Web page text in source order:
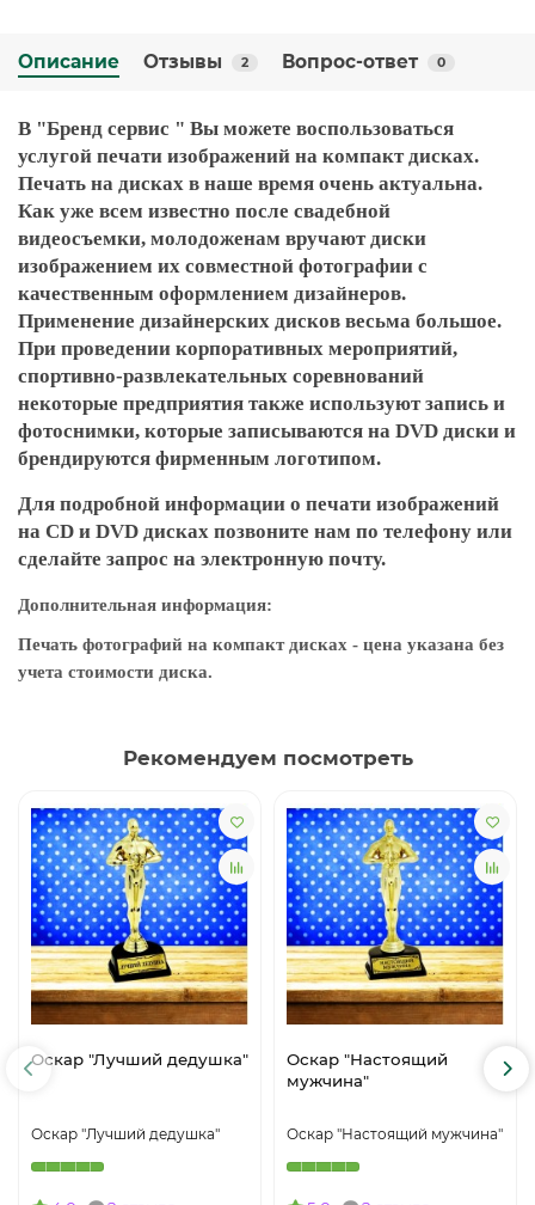
Описание Отзывы 2 Вопрос-ответ 0
В "Бренд сервис " Вы можете воспользоваться
услугой печати изображений на компакт дисках.
Печать на дисках в наше время очень актуальна.
Как уже всем известно после свадебной
видеосъемки, молодоженам вручают диски
изображением их совместной фотографии с
качественным оформлением дизайнеров.
Применение дизайнерских дисков весьма большое.
При проведении корпоративных мероприятий,
спортивно-развлекательных соревнований
некоторые предприятия также используют запись и
фотоснимки, которые записываются на DVD диски и
брендируются фирменным логотипом.
Для подробной информации о печати изображений
на CD и DVD дисках позвоните нам по телефону или
сделайте запрос на электронную почту.
Дополнительная информация:
Печать фотографий на компакт дисках - цена указана без
учета стоимости диска.
Рекомендуем посмотреть
Оскар "Лучший дедушка"
Оскар "Лучший дедушка"
Оскар "Настоящий
мужчина"
Оскар "Настоящий мужчина"